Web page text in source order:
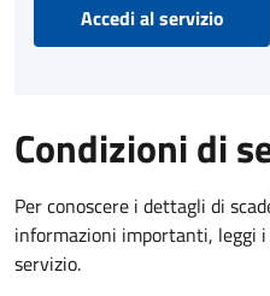
Accedi al servizio
Condizioni di
Per conoscere i dettagli di
informazioni importanti, leggi
servizio.